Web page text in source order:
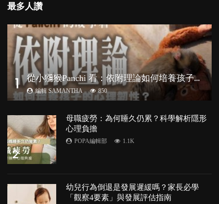
最多人讚
1 從
小獼猴Panchi 看：依附理論如何培養孩子心理韌性？
編輯 SAMANTHA 850
2
母職疲勞：為何睡久仍累？科學解析隱形
心理負擔
POPA編輯部 1.1K
幼兒行為倒退是發展遲緩嗎？家長必學
「觀察4要素」與發展評估指南